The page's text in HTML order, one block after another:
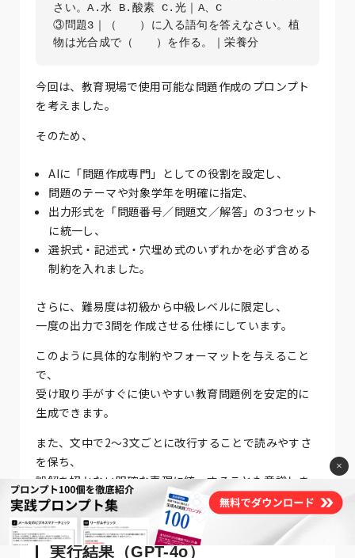
さい。A.水 B.酸素 C.光｜A、C
③問題3｜（　　）に入る語句を答えなさい。植
今回は、教育現場で使用可能な問題作成のプロンプト
を考えました。
そのため、
AIに「問題作成専門」としての役割を設定し、
問題のテーマや対象学年を明確に指定、
出力形式を「問題番号／問題文／解答」の3つセット
に統一し、
選択式・記述式・穴埋め式のいずれかを必ず含める
制約を入れました。
さらに、難易度は初級から中級レベルに限定し、
一度の出力で3問を作成させる仕様にしています。
このように具体的な制約やフォーマットを与えること
で、
受け取り手がすぐに使いやすい教育問題例を安定的に
生成できます。
また、文中で2〜3文ごとに改行することで読みやすさ
を保ち、
誤解を招かない明確な表現に統一することも意識しま
した。
実行結果（GPT-4o）
×